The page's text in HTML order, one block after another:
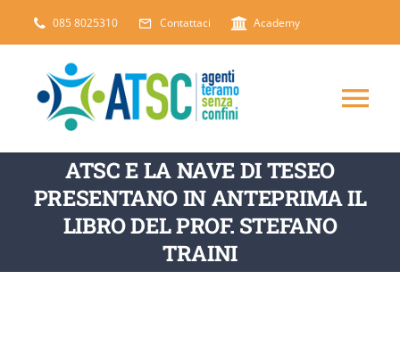
085 8025310 Contattaci Academy
CHI SIAMO
DICONO DI NOI
ATSC E LA NAVE DI TESEO
PRESENTANO IN ANTEPRIMA IL
LIBRO DEL PROF. STEFANO
TRAINI